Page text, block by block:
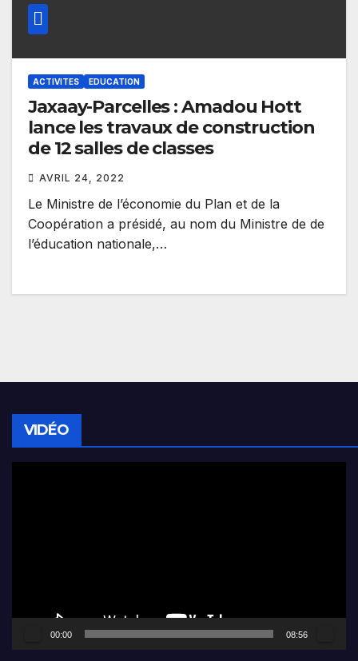
ACTIVITES EDUCATION
Jaxaay-Parcelles : Amadou Hott
lance les travaux de construction
de 12 salles de classes
AVRIL 24, 2022
Le Ministre de l’économie du Plan et de la
Coopération a présidé, au nom du Ministre de de
l’éducation nationale,…
VIDÉO
00:00 08:56